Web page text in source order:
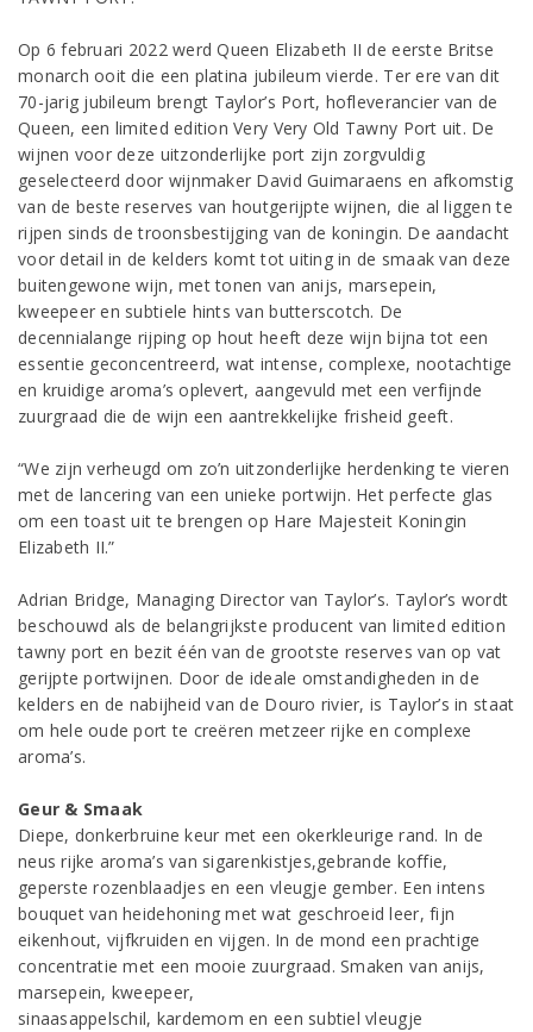
Op 6 februari 2022 werd Queen Elizabeth II de eerste Britse
monarch ooit die een platina jubileum vierde. Ter ere van dit
70-jarig jubileum brengt Taylor’s Port, hofleverancier van de
Queen, een limited edition Very Very Old Tawny Port uit. De
wijnen voor deze uitzonderlijke port zijn zorgvuldig
geselecteerd door wijnmaker David Guimaraens en afkomstig
van de beste reserves van houtgerijpte wijnen, die al liggen te
rijpen sinds de troonsbestijging van de koningin. De aandacht
voor detail in de kelders komt tot uiting in de smaak van deze
buitengewone wijn, met tonen van anijs, marsepein,
kweepeer en subtiele hints van butterscotch. De
decennialange rijping op hout heeft deze wijn bijna tot een
essentie geconcentreerd, wat intense, complexe, nootachtige
en kruidige aroma’s oplevert, aangevuld met een verfijnde
zuurgraad die de wijn een aantrekkelijke frisheid geeft.
“We zijn verheugd om zo’n uitzonderlijke herdenking te vieren
met de lancering van een unieke portwijn. Het perfecte glas
om een toast uit te brengen op Hare Majesteit Koningin
Elizabeth II.”
Adrian Bridge, Managing Director van Taylor’s. Taylor’s wordt
beschouwd als de belangrijkste producent van limited edition
tawny port en bezit één van de grootste reserves van op vat
gerijpte portwijnen. Door de ideale omstandigheden in de
kelders en de nabijheid van de Douro rivier, is Taylor’s in staat
om hele oude port te creëren metzeer rijke en complexe
aroma’s.
Geur & Smaak
Diepe, donkerbruine keur met een okerkleurige rand. In de
neus rijke aroma’s van sigarenkistjes,gebrande koffie,
geperste rozenblaadjes en een vleugje gember. Een intens
bouquet van heidehoning met wat geschroeid leer, fijn
eikenhout, vijfkruiden en vijgen. In de mond een prachtige
concentratie met een mooie zuurgraad. Smaken van anijs,
marsepein, kweepeer,
sinaasappelschil, kardemom en een subtiel vleugje